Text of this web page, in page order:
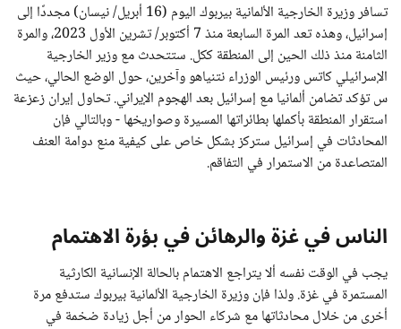
تسافر وزيرة الخارجية الألمانية بيربوك اليوم (16 أبريل/ نيسان) مجددًا إلى
إسرائيل، وهذه تعد المرة السابعة منذ 7 أكتوبر/ تشرين الأول 2023، والمرة
الثامنة منذ ذلك الحين إلى المنطقة ككل. ستتحدث مع وزير الخارجية
الإسرائيلي كاتس ورئيس الوزراء نتنياهو وآخرين، حول الوضع الحالي، حيث
س تؤكد تضامن ألمانيا مع إسرائيل بعد الهجوم الإيراني. تحاول إيران زعزعة
استقرار المنطقة بأكملها بطائراتها المسيرة وصواريخها - وبالتالي فإن
المحادثات في إسرائيل ستركز بشكل خاص على كيفية منع دوامة العنف
المتصاعدة من الاستمرار في التفاقم.
الناس في غزة والرهائن في بؤرة الاهتمام
يجب في الوقت نفسه ألا يتراجع الاهتمام بالحالة الإنسانية الكارثية
المستمرة في غزة. ولذا فإن وزيرة الخارجية الألمانية بيربوك ستدفع مرة
أخرى من خلال محادثاتها مع شركاء الحوار من أجل زيادة ضخمة في